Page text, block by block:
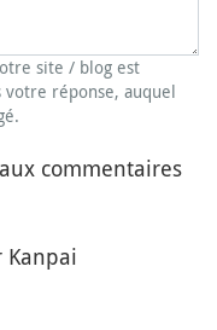
site / blog est
réponse, auquel
commentaires
Kanpai